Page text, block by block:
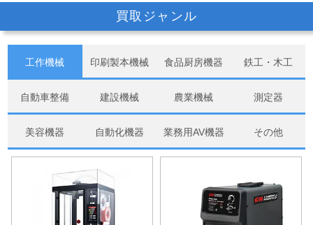
買取ジャンル
工作機械 印刷製本機械 食品厨房機器 鉄工・木工
自動車整備 建設機械 農業機械 測定器
美容機器 自動化機器 業務用AV機器 その他